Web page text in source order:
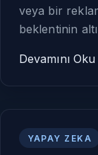
veya bir
beklentinin
Devamını Oku
YAPAY ZEKA